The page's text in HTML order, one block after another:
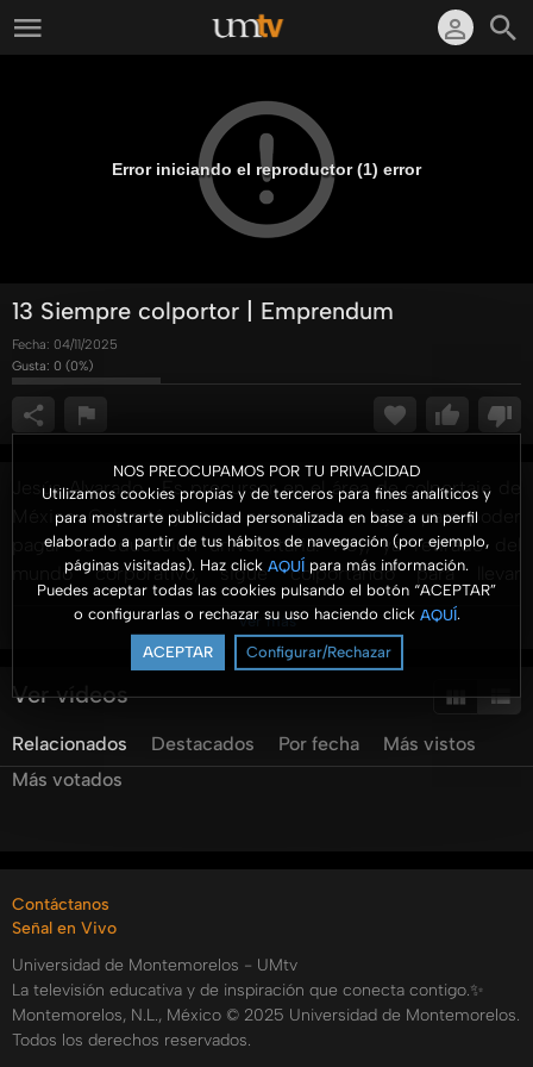
NOS PREOCUPAMOS POR TU PRIVACIDAD
Utilizamos cookies propias y de terceros para fines analíticos y
para mostrarte publicidad personalizada en base a un perfil
elaborado a partir de tus hábitos de navegación (por ejemplo,
páginas visitadas). Haz click AQUÍ para más información.
Puedes aceptar todas las cookies pulsando el botón “ACEPTAR”
o configurarlas o rechazar su uso haciendo click AQUÍ.
ACEPTAR Configurar/Rechazar
Error iniciando el reproductor (1) error
13 Siempre colportor | Emprendum
Fecha: 04/11/2025
Gusta: 0 (0%)
Jesús Alvarado... Es precursor en el área de colportaje de
México. Colportó junto a su esposa e hijos para poder
pagar su educación universitaria. Hoy, ya retirado del
mundo corporativo, sigue colportando para llevar
esperanza a tantos hogares que lo necesitan.
colportaje estudiantil palabra escrita jubilado jesus
alvarado revista del apocalipsis
Ver más
Ver vídeos
Relacionados Destacados Por fecha
Más vistos
Más votados
Contáctanos
Señal en Vivo
Universidad de Montemorelos - UMtv
La televisión educativa y de inspiración que conecta contigo.✨
Montemorelos, N.L., México © 2025 Universidad de Montemorelos.
Todos los derechos reservados.